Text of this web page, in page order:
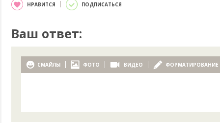
НРАВИТСЯ ПОДПИСАТЬСЯ
Ваш ответ:
СМАЙЛЫ ФОТО ВИДЕО ФОРМАТИРОВАНИЕ